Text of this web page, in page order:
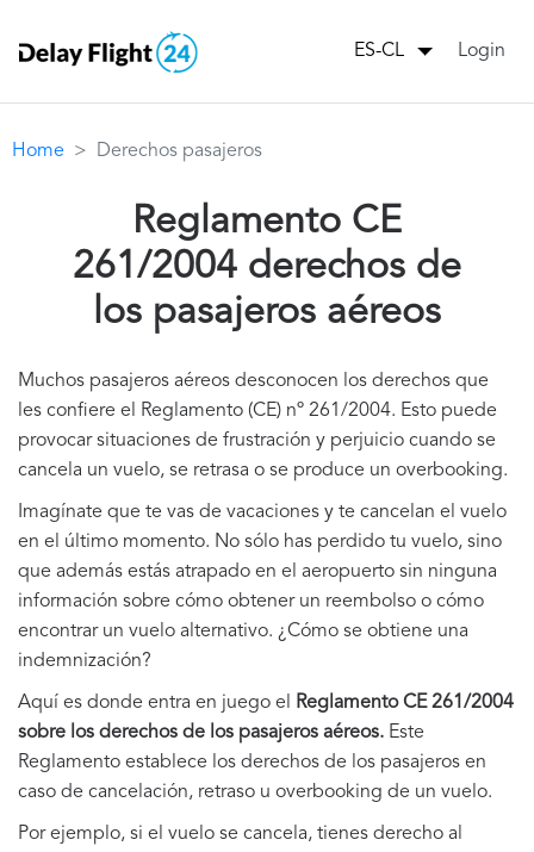
ES-CL Login
Home Derechos pasajeros
Reglamento CE
261/2004 derechos de
los pasajeros aéreos
Muchos pasajeros aéreos desconocen los derechos que
les confiere el Reglamento (CE) nº 261/2004. Esto puede
provocar situaciones de frustración y perjuicio cuando se
cancela un vuelo, se retrasa o se produce un overbooking.
Imagínate que te vas de vacaciones y te cancelan el vuelo
en el último momento. No sólo has perdido tu vuelo, sino
que además estás atrapado en el aeropuerto sin ninguna
información sobre cómo obtener un reembolso o cómo
encontrar un vuelo alternativo. ¿Cómo se obtiene una
indemnización?
Aquí es donde entra en juego el Reglamento CE 261/2004
sobre los derechos de los pasajeros aéreos. Este
Reglamento establece los derechos de los pasajeros en
caso de cancelación, retraso u overbooking de un vuelo.
Por ejemplo, si el vuelo se cancela, tienes derecho al